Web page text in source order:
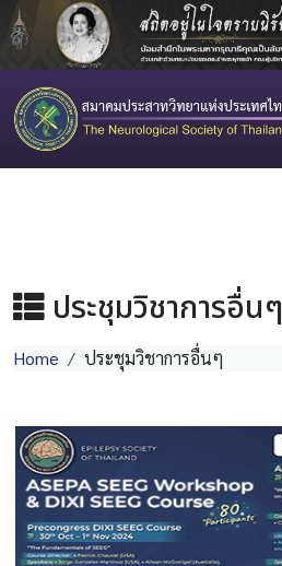
ประชุมวิชาการอื่นๆ
Home ประชุมวิชาการอื่นๆ